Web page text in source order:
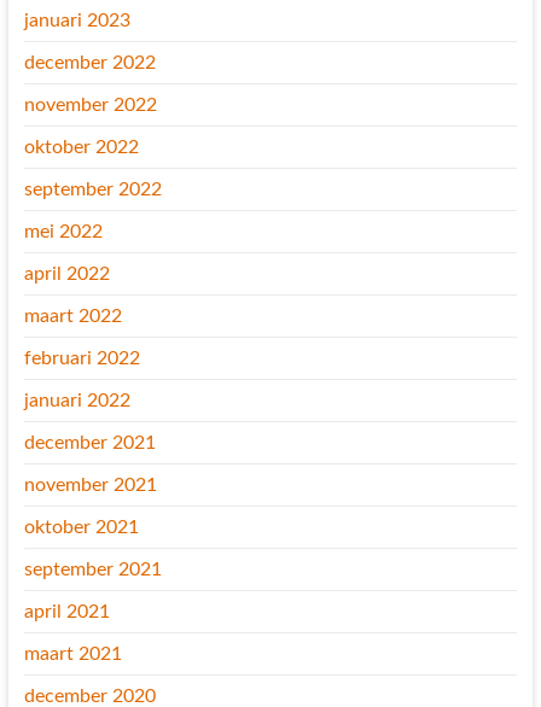
januari 2023
december 2022
november 2022
oktober 2022
september 2022
mei 2022
april 2022
maart 2022
februari 2022
januari 2022
december 2021
november 2021
oktober 2021
september 2021
april 2021
maart 2021
december 2020